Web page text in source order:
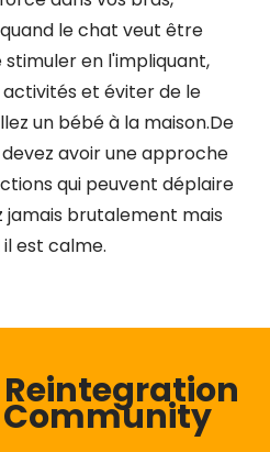
le chat veut être
stimuler en l'impliquant,
et éviter de le
un bébé à la maison.De
avoir une approche
qui peuvent déplaire
brutalement mais
est calme.
Reintegration
Community